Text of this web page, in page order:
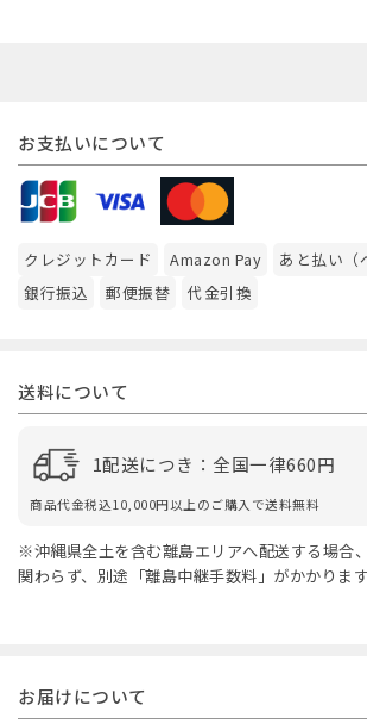
お支払いについて
クレジットカード Amazon Pay
あと払い（
銀行振込
郵便振替 代金引換
送料について
1配送につき：全国一律660円
商品代金税込10,000円以上のご購入で送料無料
※沖縄県全土を含む離島エリアへ配送する場合
関わらず、別途「離島中継手数料」がかかります
お届けについて